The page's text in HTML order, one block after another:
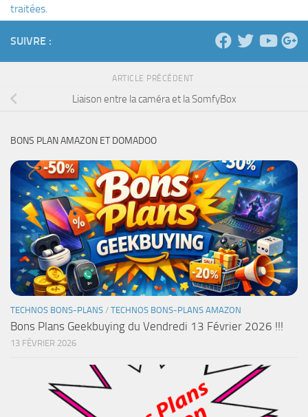
traitées.
SUIVRE :
ARTICLE PRÉCÉDENT
Liaison entre la caméra et la SomfyBox
BONS PLAN AMAZON ET DOMADOO
TECHNOS BONS-PLANS / TECHNOS BONS-PLANS AMAZON
Bons Plans Geekbuying du Vendredi 13 Février 2026 !!!
13 FÉVRIER 2026